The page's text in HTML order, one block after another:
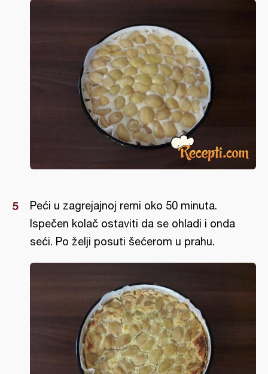
Peći u zagrejajnoj rerni oko 50 minuta.
Ispečen kolač ostaviti da se ohladi i onda
seći. Po želji posuti šećerom u prahu.